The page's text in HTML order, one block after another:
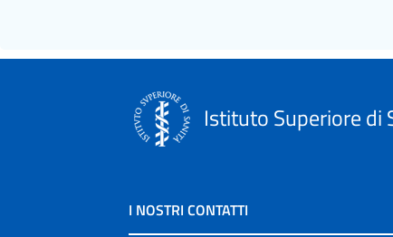
Istituto Superiore di
I NOSTRI CONTATTI